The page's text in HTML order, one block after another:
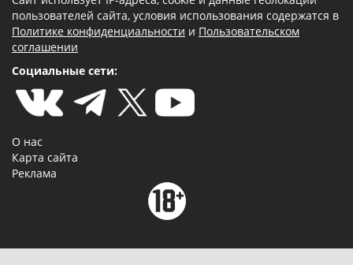
пользователей сайта, условия использования содержатся в
Политике конфиденциальности и Пользовательском
соглашении
Социальные сети:
О нас
Карта сайта
Реклама